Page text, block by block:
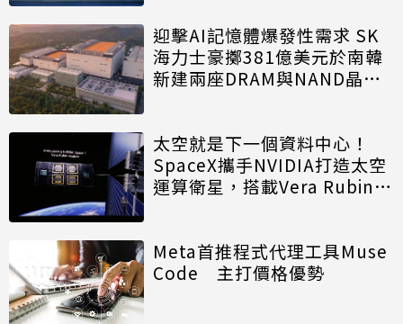
迎擊AI記憶體爆發性需求 SK
海力士豪擲381億美元於南韓
新建兩座DRAM與NAND晶圓
太空就是下一個資料中心！
SpaceX攜手NVIDIA打造太空
運算衛星，搭載Vera Rubin運
Meta首推程式代理工具Muse
Code 主打價格優勢